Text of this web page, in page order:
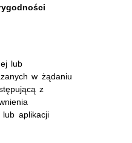
lub
w żądaniu
z
lub aplikacji